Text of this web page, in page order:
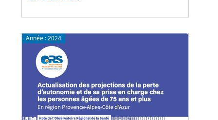
Année :2024